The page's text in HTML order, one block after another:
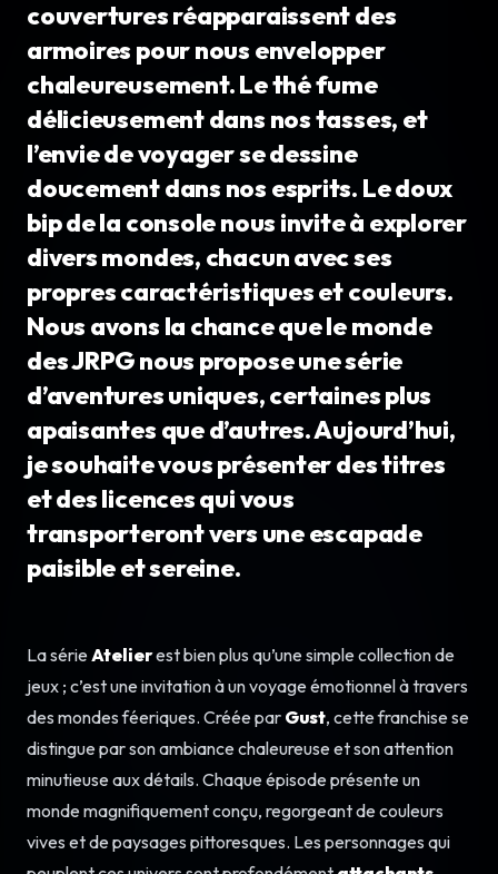
couvertures réapparaissent des
armoires pour nous envelopper
chaleureusement. Le thé fume
délicieusement dans nos tasses, et
l’envie de voyager se dessine
doucement dans nos esprits. Le doux
bip de la console nous invite à explorer
divers mondes, chacun avec ses
propres caractéristiques et couleurs.
Nous avons la chance que le monde
des JRPG nous propose une série
d’aventures uniques, certaines plus
apaisantes que d’autres. Aujourd’hui,
je souhaite vous présenter des titres
et des licences qui vous
transporteront vers une escapade
paisible et sereine.
La sérieAtelierest bien plus qu’une simple collection de
jeux ; c’est une invitation à un voyage émotionnel à travers
des mondes féeriques. Créée par Gust, cette franchise se
distingue par son ambiance chaleureuse et son attention
minutieuse aux détails. Chaque épisode présente un
monde magnifiquement conçu, regorgeant de couleurs
vives et de paysages pittoresques. Les personnages qui